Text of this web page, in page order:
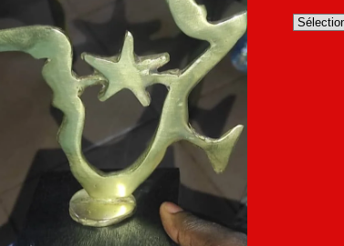
Archives